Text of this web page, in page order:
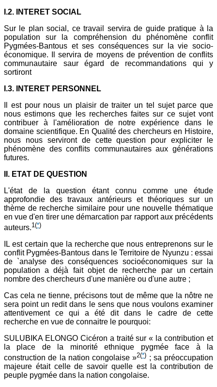
I.2. INTERET SOCIAL
Sur le plan social, ce travail servira de guide pratique à la
population sur la compréhension du phénomène conflit
Pygmées-Bantous et ses conséquences sur la vie socio-
économique. Il servira de moyens de prévention de conflits
communautaire saur égard de recommandations qui y
sortiront
I.3. INTERET PERSONNEL
Il est pour nous un plaisir de traiter un tel sujet parce que
nous estimons que les recherches faites sur ce sujet vont
contribuer à l'amélioration de notre expérience dans le
domaine scientifique. En Qualité des chercheurs en Histoire,
nous nous serviront de cette question pour expliciter le
phénomène des conflits communautaires aux générations
futures.
II. ETAT DE QUESTION
L'état de la question étant connu comme une étude
approfondie des travaux antérieurs et théoriques sur un
thème de recherche similaire pour une nouvelle thématique
en vue d'en tirer une démarcation par rapport aux précédents
auteurs.1(*)
IL est certain que la recherche que nous entreprenons sur le
conflit Pygmées-Bantous dans le Territoire de Nyunzu : essai
de `analyse des conséquences socioéconomiques sur la
population a déjà fait objet de recherche par un certain
nombre des chercheurs d'une manière ou d'une autre ;
Cas cela ne tienne, précisons tout de même que la nôtre ne
sera point un redit dans le sens que nous voulons examiner
attentivement ce qui a été dit dans le cadre de cette
recherche en vue de connaitre le pourquoi:
SULUBIKA ELONGO Cicéron a traité sur « la contribution et
la place de la minorité ethnique pygmée face à la
construction de la nation congolaise »2(*) ; sa préoccupation
majeure était celle de savoir quelle est la contribution de
peuple pygmée dans la nation congolaise.